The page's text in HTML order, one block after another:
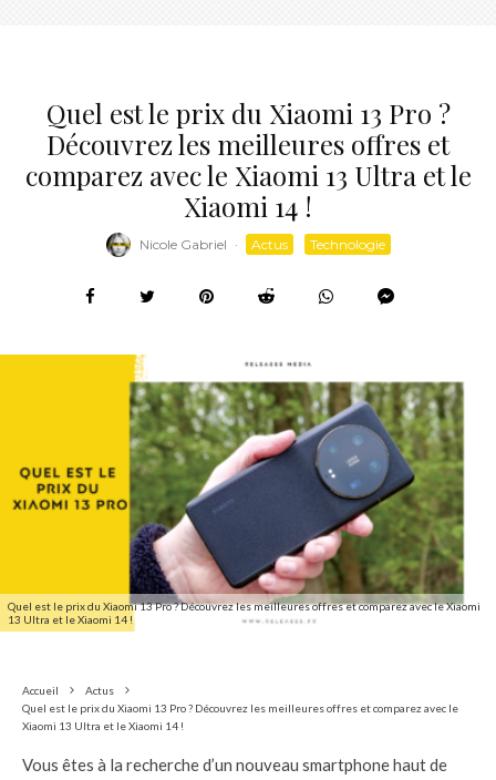
Quel est le prix du Xiaomi 13 Pro ?
Découvrez les meilleures offres et
comparez avec le Xiaomi 13 Ultra et le
Xiaomi 14 !
Nicole Gabriel · Actus Technologie
Quel est le prix du Xiaomi 13 Pro ? Découvrez les meilleures offres et comparez avec le Xiaomi
13 Ultra et le Xiaomi 14 !
Accueil
Actus
Quel est le prix du Xiaomi 13 Pro ? Découvrez les meilleures offres et comparez avec le
Xiaomi 13 Ultra et le Xiaomi 14 !
Vous êtes à la recherche d’un nouveau smartphone haut de